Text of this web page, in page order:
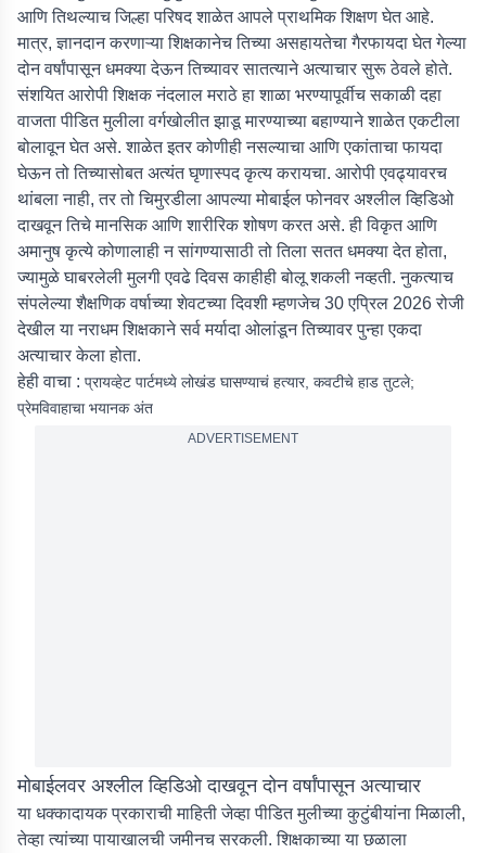
आणि तिथल्याच जिल्हा परिषद शाळेत आपले प्राथमिक शिक्षण घेत आहे.
मात्र, ज्ञानदान करणाऱ्या शिक्षकानेच तिच्या असहायतेचा गैरफायदा घेत गेल्या
दोन वर्षांपासून धमक्या देऊन तिच्यावर सातत्याने अत्याचार सुरू ठेवले होते.
संशयित आरोपी शिक्षक नंदलाल मराठे हा शाळा भरण्यापूर्वीच सकाळी दहा
वाजता पीडित मुलीला वर्गखोलीत झाडू मारण्याच्या बहाण्याने शाळेत एकटीला
बोलावून घेत असे. शाळेत इतर कोणीही नसल्याचा आणि एकांताचा फायदा
घेऊन तो तिच्यासोबत अत्यंत घृणास्पद कृत्य करायचा. आरोपी एवढ्यावरच
थांबला नाही, तर तो चिमुरडीला आपल्या मोबाईल फोनवर अश्लील व्हिडिओ
दाखवून तिचे मानसिक आणि शारीरिक शोषण करत असे. ही विकृत आणि
अमानुष कृत्ये कोणालाही न सांगण्यासाठी तो तिला सतत धमक्या देत होता,
ज्यामुळे घाबरलेली मुलगी एवढे दिवस काहीही बोलू शकली नव्हती. नुकत्याच
संपलेल्या शैक्षणिक वर्षाच्या शेवटच्या दिवशी म्हणजेच 30 एप्रिल 2026 रोजी
देखील या नराधम शिक्षकाने सर्व मर्यादा ओलांडून तिच्यावर पुन्हा एकदा
अत्याचार केला होता.
हेही वाचा : प्रायव्हेट पार्टमध्ये लोखंड घासण्याचं हत्यार, कवटीचे हाड तुटले;
प्रेमविवाहाचा भयानक अंत
ADVERTISEMENT
मोबाईलवर अश्लील व्हिडिओ दाखवून दोन वर्षांपासून अत्याचार
या धक्कादायक प्रकाराची माहिती जेव्हा पीडित मुलीच्या कुटुंबीयांना मिळाली,
तेव्हा त्यांच्या पायाखालची जमीनच सरकली. शिक्षकाच्या या छळाला